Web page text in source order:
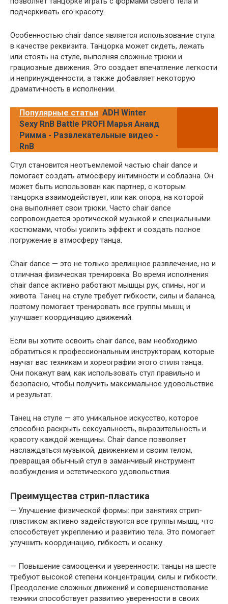
подчеркивать его красоту.
Особенностью chair dance является использование стула
в качестве реквизита. Танцорка может сидеть, лежать
или стоять на стуле, выполняя сложные трюки и
грациозные движения. Это создает впечатление легкости
и непринужденности, а также добавляет некоторую
драматичность в исполнении.
Популярные статьи ADH Winter
Sexy RnB Battle PROFI Марья Анаид
Римма - Развлекательные видео -
RnB
Стул становится неотъемлемой частью chair dance и
помогает создать атмосферу интимности и соблазна. Он
может быть использован как партнер, с которым
танцорка взаимодействует, или как опора, на которой
она выполняет свои трюки. Часто chair dance
сопровождается эротической музыкой и специальными
костюмами, чтобы усилить эффект и создать полное
погружение в атмосферу танца.
Chair dance — это не только зрелищное развлечение, но и
отличная физическая тренировка. Во время исполнения
chair dance активно работают мышцы рук, спины, ног и
живота. Танец на стуле требует гибкости, силы и баланса,
поэтому помогает тренировать все группы мышц и
улучшает координацию движений.
Если вы хотите освоить chair dance, вам необходимо
обратиться к профессиональным инструкторам, которые
научат вас техникам и хореографии этого стиля танца.
Они покажут вам, как использовать стул правильно и
безопасно, чтобы получить максимальное удовольствие
и результат.
Танец на стуле — это уникальное искусство, которое
способно раскрыть сексуальность, выразительность и
красоту каждой женщины. Chair dance позволяет
наслаждаться музыкой, движением и своим телом,
превращая обычный стул в заманчивый инструмент
возбуждения и эстетического удовольствия.
Преимущества стрип-пластика
— Улучшение физической формы: при занятиях стрип-
пластиком активно задействуются все группы мышц, что
способствует укреплению и развитию тела. Это помогает
улучшить координацию, гибкость и осанку.
— Повышение самооценки и уверенности: танцы на шесте
требуют высокой степени концентрации, силы и гибкости.
Преодоление сложных движений и совершенствование
техники способствует развитию уверенности в своих